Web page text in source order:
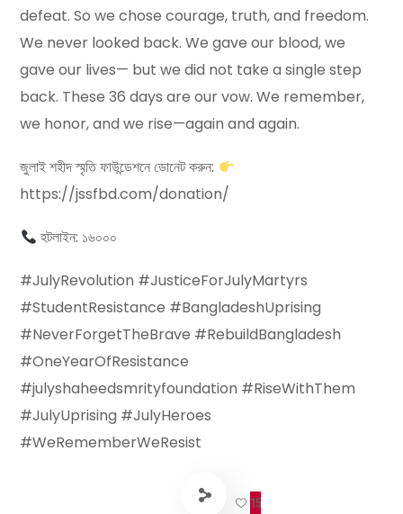
defeat. So we chose courage, truth, and freedom.
We never looked back. We gave our blood, we
gave our lives— but we did not take a single step
back. These 36 days are our vow. We remember,
we honor, and we rise—again and again.
জুলাই শহীদ স্মৃতি ফাউন্ডেশনে ডোনেট করুন:
https://jssfbd.com/donation/
হটলাইন: ১৬০০০
#JulyRevolution #JusticeForJulyMartyrs
#StudentResistance #BangladeshUprising
#NeverForgetTheBrave #RebuildBangladesh
#OneYearOfResistance
#julyshaheedsmrityfoundation #RiseWithThem
#JulyUprising #JulyHeroes
#WeRememberWeResist
15